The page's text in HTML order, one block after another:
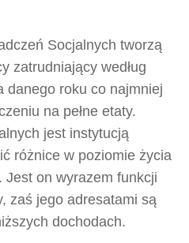
Socjalnych tworzą
zatrudniający według
danego roku co najmniej
na pełne etaty.
jest instytucją
różnice w poziomie życia
Jest on wyrazem funkcji
zaś jego adresatami są
dochodach.